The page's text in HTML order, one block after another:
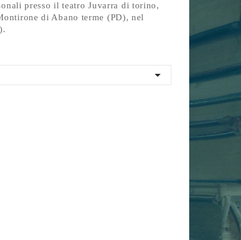
presso il teatro Juvarra di torino,
di Abano terme (PD), nel
